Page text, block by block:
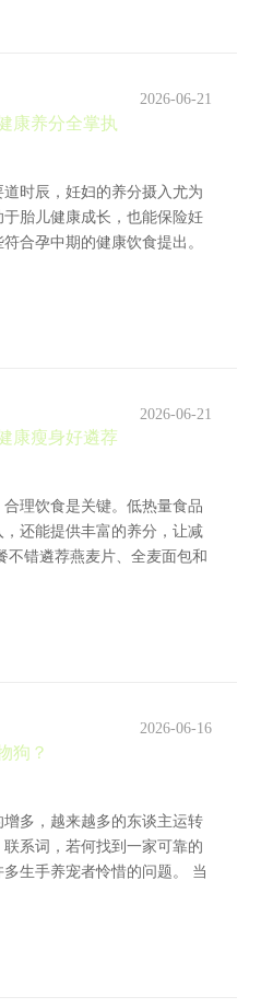
康养分全掌执
2026-06-21
时辰，妊妇的养分摄入尤为
胎儿健康成长，也能保险妊
合孕中期的健康饮食提出。
康瘦身好遴荐
2026-06-21
理饮食是关键。低热量食品
还能提供丰富的养分，让减
不错遴荐燕麦片、全麦面包和
狗？
2026-06-16
多，越来越多的东谈主运转
系词，若何找到一家可靠的
生手养宠者怜惜的问题。 当